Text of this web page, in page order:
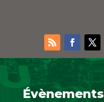
Évènements